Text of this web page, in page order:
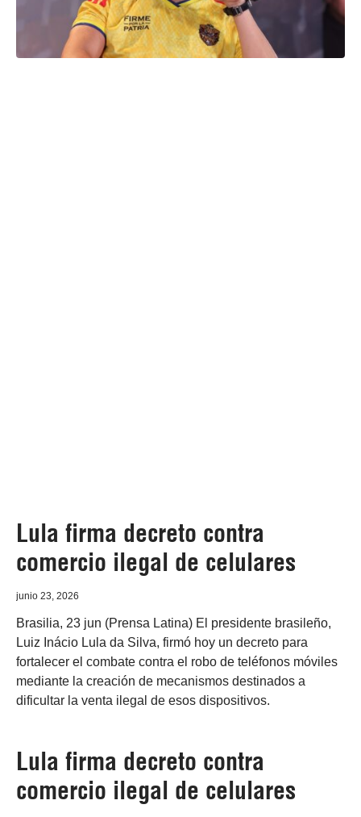
Lula firma decreto contra
comercio ilegal de celulares
junio 23, 2026
Brasilia, 23 jun (Prensa Latina) El presidente brasileño,
Luiz Inácio Lula da Silva, firmó hoy un decreto para
fortalecer el combate contra el robo de teléfonos móviles
mediante la creación de mecanismos destinados a
dificultar la venta ilegal de esos dispositivos.
Lula firma decreto contra
comercio ilegal de celulares